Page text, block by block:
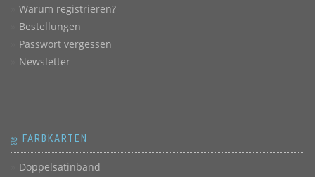
Warum registrieren?
Bestellungen
Passwort vergessen
Newsletter
ஐ FARBKARTEN
Doppelsatinband